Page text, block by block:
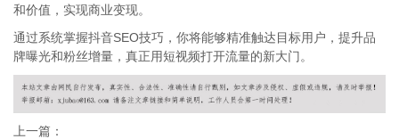
和价值，实现商业变现。
通过系统掌握抖音SEO技巧，你将能够精准触达目标用户，提升品
牌曝光和粉丝增量，真正用短视频打开流量的新大门。
上一篇：